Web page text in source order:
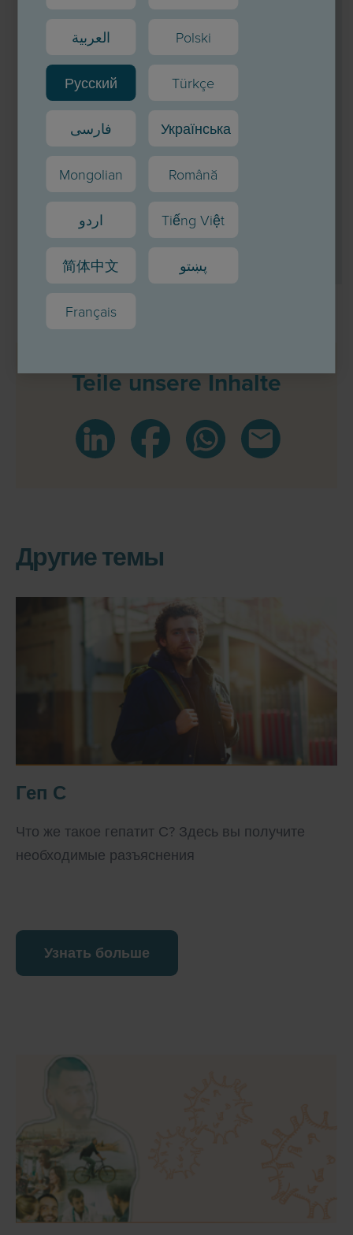
العربية Polski
Русский Türkçe
فارسی Українська
Mongolian Română
اردو Tiếng Việt
简体中文 پښتو
Français
пирсинга с использованием
инфицированных игл/
инструментов
при совместном
использовании предметов
личной гигиены, например,
бритв
при родах — от
инфицированной матери к
ребенку.
Teile unsere Inhalte
Другие темы
Геп С
Что же такое гепатит С? Здесь вы получите
необходимые разъяснения
Узнать больше